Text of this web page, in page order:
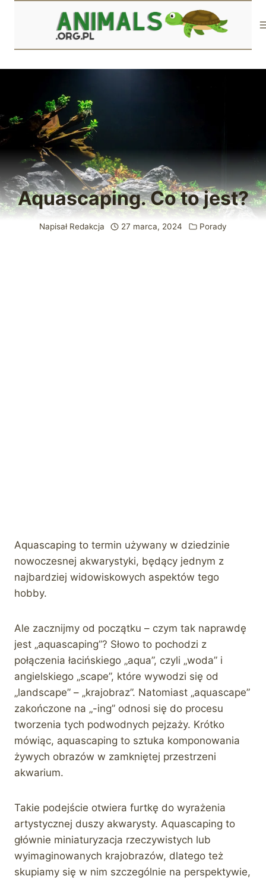
Aquascaping. Co to jest?
Napisał Redakcja 27 marca, 2024 Porady
Aquascaping to termin używany w dziedzinie
nowoczesnej akwarystyki, będący jednym z
najbardziej widowiskowych aspektów tego
hobby.
Ale zacznijmy od początku – czym tak naprawdę
jest „aquascaping”? Słowo to pochodzi z
połączenia łacińskiego „aqua”, czyli „woda” i
angielskiego „scape”, które wywodzi się od
„landscape” – „krajobraz”. Natomiast „aquascape”
zakończone na „-ing” odnosi się do procesu
tworzenia tych podwodnych pejzaży. Krótko
mówiąc, aquascaping to sztuka komponowania
żywych obrazów w zamkniętej przestrzeni
akwarium.
Takie podejście otwiera furtkę do wyrażenia
artystycznej duszy akwarysty. Aquascaping to
głównie miniaturyzacja rzeczywistych lub
wyimaginowanych krajobrazów, dlatego też
skupiamy się w nim szczególnie na perspektywie,